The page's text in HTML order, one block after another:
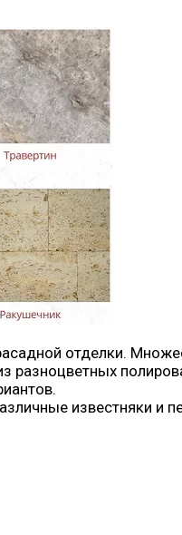
отделки.
известняки и